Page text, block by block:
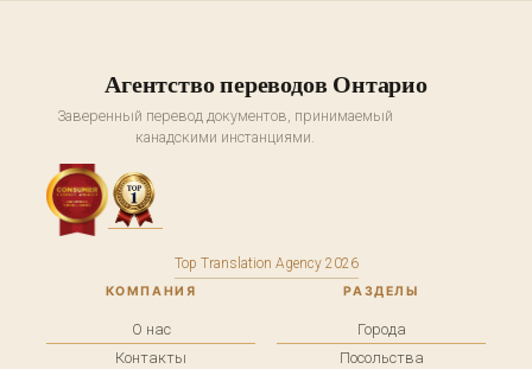
Агентство переводов Онтарио
Заверенный перевод документов, принимаемый
канадскими инстанциями.
Top Translation Agency 2026
КОМПАНИЯ
О нас
Контакты
РАЗДЕЛЫ
Города
Посольства